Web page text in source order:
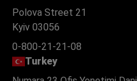
Polova Street 21
Kyiv 03056
0-800-21-21-08
Turkey